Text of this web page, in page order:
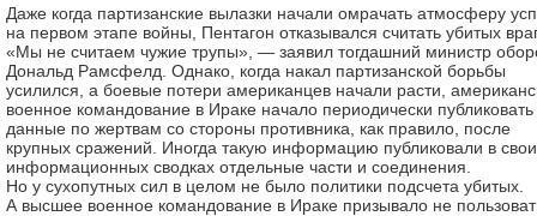
Даже когда партизанские вылазки начали омрачать атмосферу
на первом этапе войны, Пентагон отказывался считать убитых
«Мы не считаем чужие трупы», — заявил тогдашний министр
Дональд Рамсфелд. Однако, когда накал партизанской борьбы
усилился, а боевые потери американцев начали расти,
военное командование в Ираке начало периодически публиковать
данные по жертвам со стороны противника, как правило, после
крупных сражений. Иногда такую информацию публиковали в
информационных сводках отдельные части и соединения.
Но у сухопутных сил в целом не было политики подсчета убитых.
А высшее военное командование в Ираке призывало не